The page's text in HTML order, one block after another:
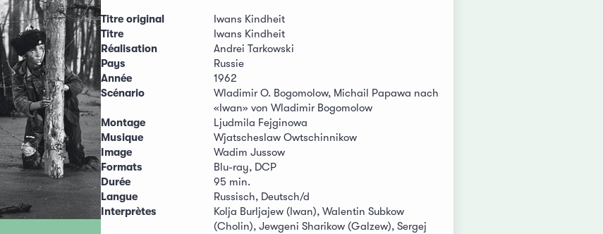
Titre original
Iwans Kindheit
Titre
Iwans Kindheit
Réalisation
Andrei Tarkowski
Pays
Russie
Année
1962
Scénario
Wladimir O. Bogomolow, Michail Papawa nach
«Iwan» von Wladimir Bogomolow
Montage
Ljudmila Fejginowa
Musique
Wjatscheslaw Owtschinnikow
Image
Wadim Jussow
Formats
Blu-ray, DCP
Durée
95 min.
Langue
Russisch, Deutsch/d
Interprètes
Kolja Burljajew (Iwan), Walentin Subkow
(Cholin), Jewgeni Sharikow (Galzew), Sergej